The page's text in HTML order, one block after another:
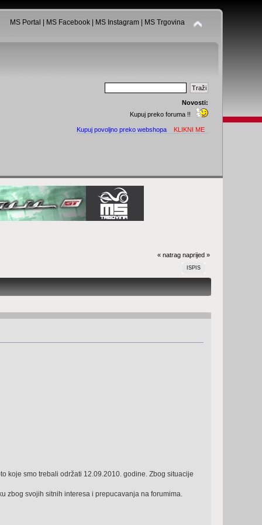
MS Portal MS Facebook| MS Instagram| MS Trgovina
Novosti:
Kupuj preko foruma !!
Kupuj povoljno preko webshopa KLIKNI ME
« natrag naprijed »
ISPIS
koje smo trebali održati 12.09.2010. godine. Zbog situacije
zbog svojih sitnih interesa i prepucavanja na forumima.